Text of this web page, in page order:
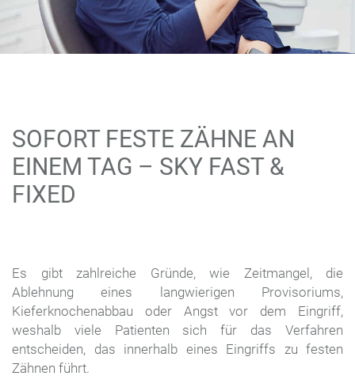
SOFORT FESTE ZÄHNE AN
EINEM TAG – SKY FAST &
FIXED
Es gibt zahlreiche Gründe, wie Zeitmangel, die
Ablehnung eines langwierigen Provisoriums,
Kieferknochenabbau oder Angst vor dem Eingriff,
weshalb viele Patienten sich für das Verfahren
entscheiden, das innerhalb eines Eingriffs zu festen
Zähnen führt.